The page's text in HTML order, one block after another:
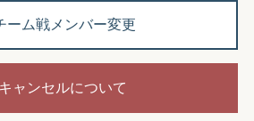
ーム戦メンバー変更
キャンセルについて